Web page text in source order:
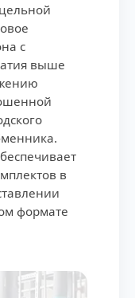
с
выше
в
формате